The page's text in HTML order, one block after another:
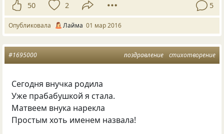
50 2 5
Опубликовала Лайма 01 мар 2016
поздравление стихотворение
#1695000
Сегодня внучка родила
Уже прабабушкой я стала.
Матвеем внука нарекла
Простым хоть именем назвала!